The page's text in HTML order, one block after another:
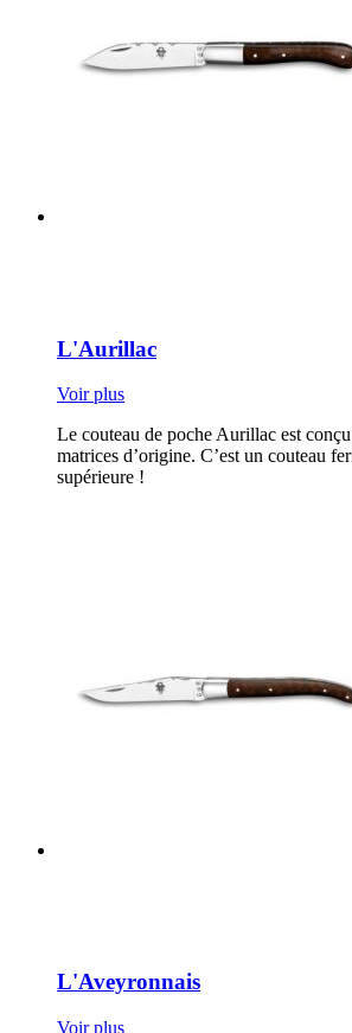
L'Aurillac
Voir plus
Le couteau de poche Aurillac est
matrices d’origine. C’est un couteau
supérieure !
L'Aveyronnais
Voir plus